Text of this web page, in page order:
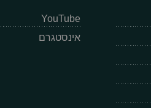
YouTube
אינסטגרם